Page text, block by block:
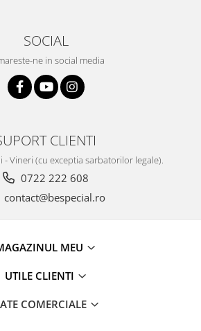
SOCIAL
ne in social media
CLIENTI
- Vineri (cu exceptia sarbatorilor legale).
0722 222 608
contact@bespecial.ro
MEU
UTILE CLIENTI
COMERCIALE